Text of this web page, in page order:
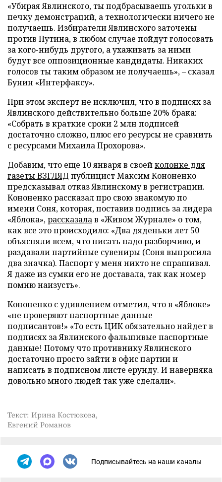
«Убирая Явлинского, ты подбрасываешь угольки в
печку демонстраций, а технологически ничего не
получаешь. Избиратели Явлинского заточены
против Путина, в любом случае пойдут голосовать
за кого-нибудь другого, а ухаживать за ними
будут все оппозиционные кандидаты. Никаких
голосов ты таким образом не получаешь», – сказал
Бунин «Интерфаксу».
При этом эксперт не исключил, что в подписях за
Явлинского действительно больше 20% брака:
«Собрать в краткие сроки 2 млн подписей
достаточно сложно, плюс его ресурсы не сравнить
с ресурсами Михаила Прохорова».
Добавим, что еще 10 января в своейколонке для
газеты ВЗГЛЯД публицист Максим Кононенко
предсказывал отказ Явлинскому в регистрации.
Кононенко рассказал про свою знакомую по
имени Соня, которая, поставив подпись за лидера
«Яблока»,рассказалав «Живом Журнале» о том,
как все это происходило: «Два дяденьки лет 50
объясняли всем, что писать надо разборчиво, и
раздавали партийные сувениры (Соня выпросила
два значка). Паспорт у меня никто не спрашивал.
Я даже из сумки его не доставала, так как номер
помню наизусть».
Кононенко с удивлением отметил, что в «Яблоке»
«не проверяют паспортные данные
подписантов!» «То есть ЦИК обязательно найдет в
подписях за Явлинского фальшивые паспортные
данные! Потому что противнику Явлинского
достаточно просто зайти в офис партии и
написать в подписном листе ерунду. И наверняка
довольно много людей так уже сделали».
Текст: Ирина Костюкова,
Евгений Романов
Подписывайтесь на наши каналы